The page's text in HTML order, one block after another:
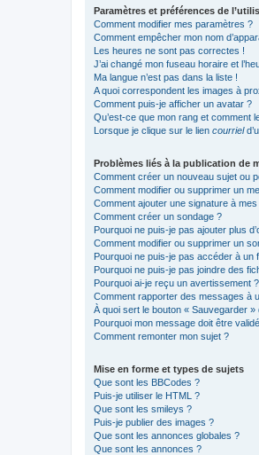
Paramètres et préférences de
Comment modifier mes paramètres ?
Comment empêcher mon nom
Les heures ne sont pas correctes !
J’ai changé mon fuseau horaire et
Ma langue n’est pas dans la liste !
A quoi correspondent les images à
Comment puis-je afficher un avatar ?
Qu’est-ce que mon rang et comment
Lorsque je clique sur le lien courriel
Problèmes liés à la publication de
Comment créer un nouveau sujet ou
Comment modifier ou supprimer un
Comment ajouter une signature à
Comment créer un sondage ?
Pourquoi ne puis-je pas ajouter plus
Comment modifier ou supprimer un
Pourquoi ne puis-je pas accéder à un
Pourquoi ne puis-je pas joindre des
Pourquoi ai-je reçu un avertissement ?
Comment rapporter des messages à
À quoi sert le bouton « Sauvegarder
Pourquoi mon message doit être
Comment remonter mon sujet ?
Mise en forme et types de sujets
Que sont les BBCodes ?
Puis-je utiliser le HTML ?
Que sont les smileys ?
Puis-je publier des images ?
Que sont les annonces globales ?
Que sont les annonces ?